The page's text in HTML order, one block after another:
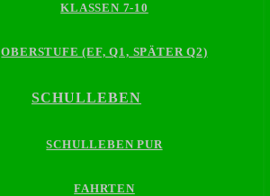
KLASSEN 7-10
OBERSTUFE (EF, Q1, SPÄTER Q2)
SCHULLEBEN
SCHULLEBEN PUR
FAHRTEN